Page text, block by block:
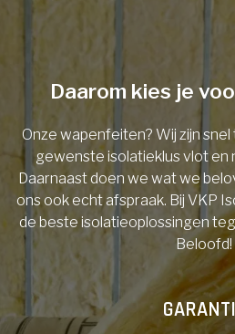
Telefoonnummer
Vorige
Daarom kies je
Onze wapenfeiten? Wij zijn
gewenste isolatieklus vlot en
Daarnaast doen we wat we
ons ook echt afspraak. Bij VKP
de beste isolatieoplossingen
Beloofd!